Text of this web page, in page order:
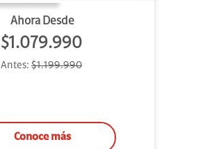
Ahora Desde
$1.079.990
Antes: $1.199.990
Conoce más